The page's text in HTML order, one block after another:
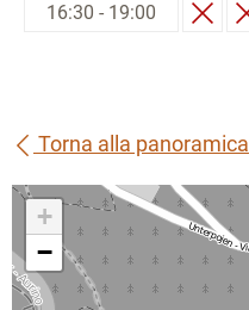
16:30 - 19:00
Torna alla panoramica
+
−